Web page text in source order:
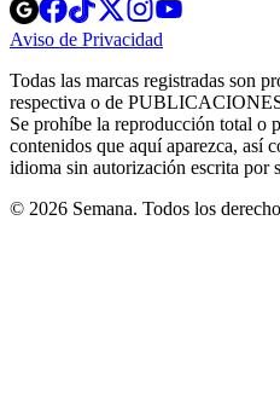
Opens
in
new
Opens
in
new
Opens
in
new
window
Opens
new
windowwindow
Aviso de Privacidad
new
window
Todas las marcas registradas son
respectiva o de
Se prohíbe la reproducción total o
contenidos que aquí aparezca, así
idioma sin autorización escrita por
© 2026 Semana. Todos los